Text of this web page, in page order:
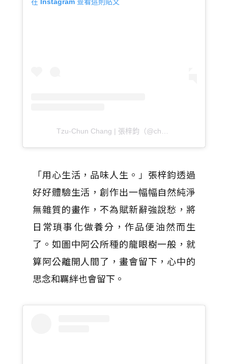
「用心生活，品味人生。」張梓鈞透過
好好體驗生活，創作出一幅幅自然純淨
無雜質的畫作，不為賦新辭強說愁，將
日常瑣事化做養分，作品便油然而生
了。如圖中阿公所種的龍眼樹一般，就
算阿公離開人間了，畫會留下，心中的
思念和羈絆也會留下。